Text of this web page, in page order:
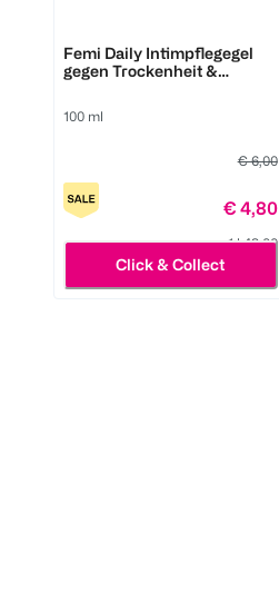
Femi Daily Intimpflegegel
gegen Trockenheit &
100 ml
€ 6,00
€ 4,80
1 l 48,00
Click & Collect